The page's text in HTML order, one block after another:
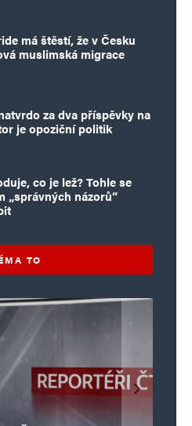
má štěstí, že v Česku
muslimská migrace
za dva příspěvky na
je opoziční politik
co je lež? Tohle se
„správných názorů“
TO
v EU, 6. díl:
85letého
Jacquese
v EU, 5. díl:
pádu Bastily
Klausovi:
loajalita
boří legendy
a politici lžou:
nezachrání
ani zkrácené
Muž, který se